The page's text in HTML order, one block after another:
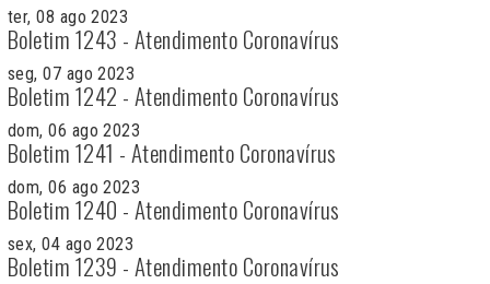
ter, 08 ago 2023
Boletim 1243 - Atendimento Coronavírus
seg, 07 ago 2023
Boletim 1242 - Atendimento Coronavírus
dom, 06 ago 2023
Boletim 1241 - Atendimento Coronavírus
dom, 06 ago 2023
Boletim 1240 - Atendimento Coronavírus
sex, 04 ago 2023
Boletim 1239 - Atendimento Coronavírus